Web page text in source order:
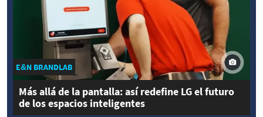
E&N BRANDLAB
Más allá de la pantalla: así redefine LG el futuro
de los espacios inteligentes